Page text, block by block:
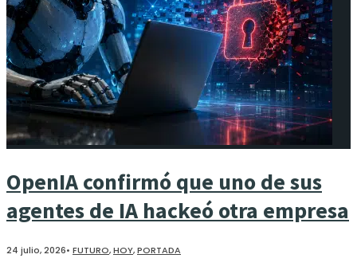
OpenIA confirmó que uno de sus
agentes de IA hackeó otra empresa
24 julio, 2026• FUTURO,HOY,PORTADA